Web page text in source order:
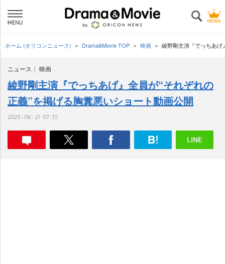
ホーム (オリコンニュース) Drama&Movie TOP 映画 綾野剛主演『でっちあげ
ニュース 映画
綾野剛主演『でっちあげ』全員が“それぞれの
正義”を掲げる胸糞悪いショート動画公開
2025-06-21 07:35